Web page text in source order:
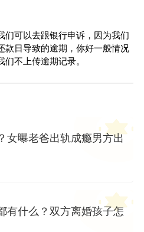
们可以去跟银行申诉，因为我们
款日导致的逾期，你好一般情况
不上传逾期记录。
女曝老爸出轨成瘾男方出
有什么？双方离婚孩子怎